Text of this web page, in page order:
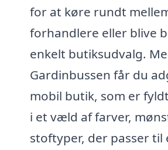
for at køre rundt
forhandlere eller blive
enkelt butiksudvalg.
Gardinbussen får du
mobil butik, som er
i et væld af farver,
stoftyper, der passer til